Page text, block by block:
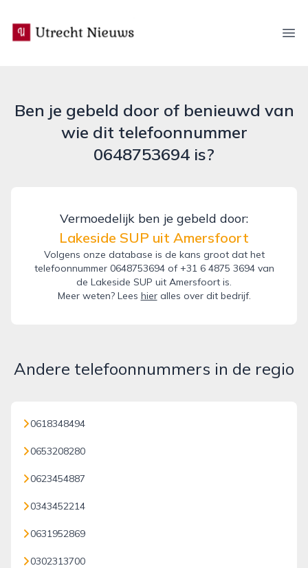
utrecht-nieuws.nl
Ben je gebeld door of benieuwd van
wie dit telefoonnummer
0648753694 is?
Vermoedelijk ben je gebeld door:
Lakeside SUP uit Amersfoort
Volgens onze database is de kans groot dat het
telefoonnummer 0648753694 of +31 6 4875 3694 van
de Lakeside SUP uit Amersfoort is.
Meer weten? Lees hieralles over dit bedrijf.
Andere telefoonnummers in de regio
0618348494
0653208280
0623454887
0343452214
0631952869
0302313700